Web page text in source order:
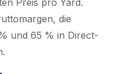
die
und 65 % in Direct-